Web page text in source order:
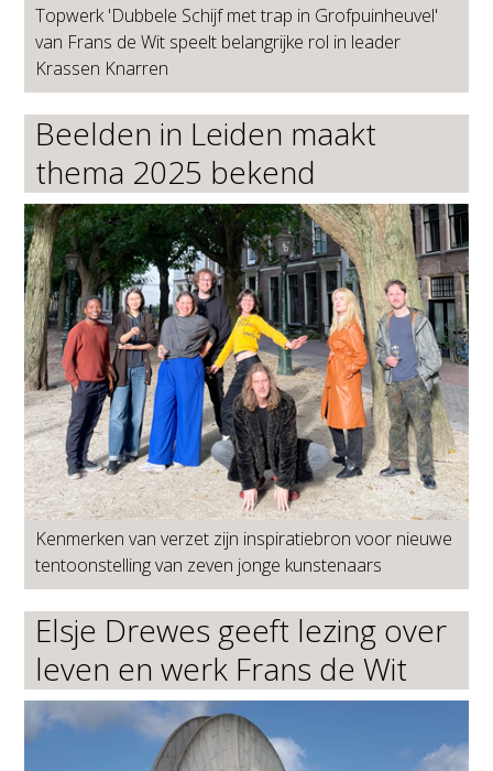
Topwerk 'Dubbele Schijf met trap in Grofpuinheuvel'
van Frans de Wit speelt belangrijke rol in leader
Krassen Knarren
Beelden in Leiden maakt
thema 2025 bekend
Kenmerken van verzet zijn inspiratiebron voor nieuwe
tentoonstelling van zeven jonge kunstenaars
Elsje Drewes geeft lezing over
leven en werk Frans de Wit